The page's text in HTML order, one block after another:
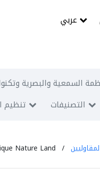
السمعية والبصرية
تنظيم التصنيفات
Nature Land